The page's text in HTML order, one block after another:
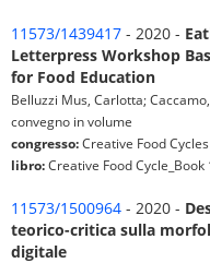
11573/1439417 - 2020 -
Letterpress Workshop
for Food Education
Belluzzi Mus, Carlotta;
convegno in volume
congresso:Creative Food
libro:Creative Food
11573/1500964 - 2020 -
teorico-critica sulla
digitale